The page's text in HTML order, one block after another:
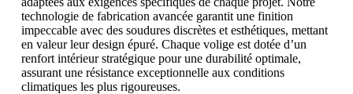
technologie de fabrication avancée garantit une finition
impeccable avec des soudures discrètes et esthétiques, mettant
en valeur leur design épuré. Chaque volige est dotée d’un
renfort intérieur stratégique pour une durabilité optimale,
assurant une résistance exceptionnelle aux conditions
climatiques les plus rigoureuses.